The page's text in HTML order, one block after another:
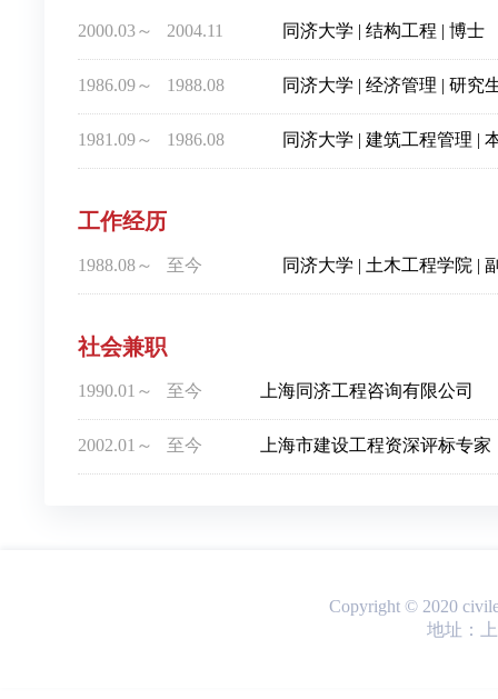
2000.03～ 2004.11 同济大学 | 结构工程 | 博士
1986.09～ 1988.08 同济大学 | 经济管理 | 研究
1981.09～ 1986.08 同济大学 | 建筑工程管理 |
工作经历
1988.08～ 至今 同济大学 | 土木工程学院 |
社会兼职
1990.01～ 至今 上海同济工程咨询有限公司
2002.01～ 至今 上海市建设工程资深评标专家
Copyright © 2020
地址：